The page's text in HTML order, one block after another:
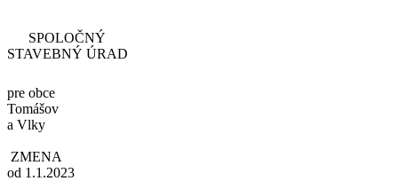
SPOLOČNÝ
STAVEBNÝ ÚRAD
pre obce
Tomášov
a Vlky
ZMENA
od 1.1.2023